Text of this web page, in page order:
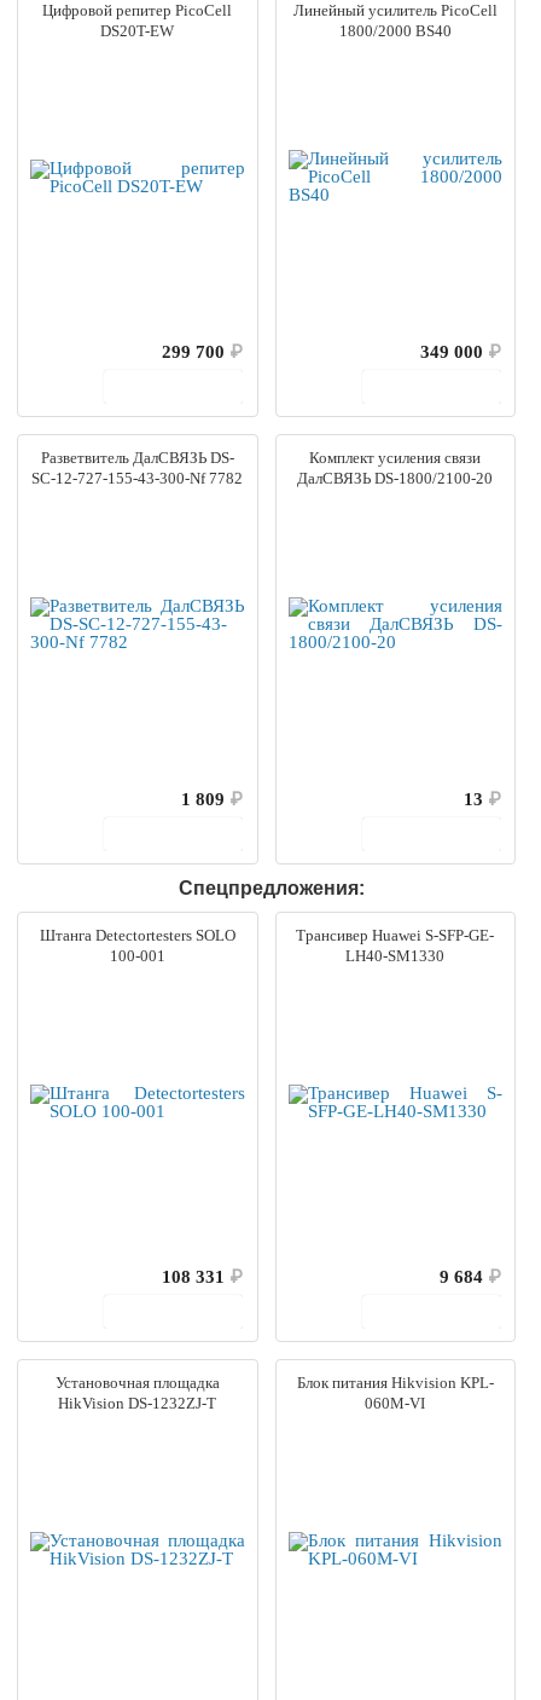
Цифровой репитер PicoCell
DS20T-EW
299 700 ₽
Линейный усилитель PicoCell
1800/2000 BS40
349 000 ₽
Разветвитель ДалСВЯЗЬ DS-
SC-12-727-155-43-300-Nf 7782
1 809 ₽
Комплект усиления связи
ДалСВЯЗЬ DS-1800/2100-20
13 ₽
Спецпредложения:
Штанга Detectortesters SOLO
100-001
108 331 ₽
Трансивер Huawei S-SFP-GE-
LH40-SM1330
9 684 ₽
Установочная площадка
HikVision DS-1232ZJ-T
Блок питания Hikvision KPL-
060M-VI